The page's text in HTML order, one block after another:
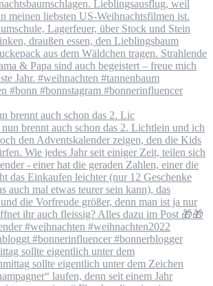
brennt auch schon das 2. Lic
sollte eigentlich unter dem